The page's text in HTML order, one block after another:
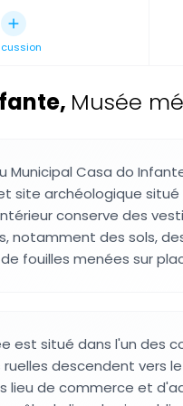
, Musée
Municipal Casa do
site archéologique situé
conserve des
notamment des sols,
fouilles menées sur
est situé dans l'un des
ruelles descendent vers
lieu de commerce et